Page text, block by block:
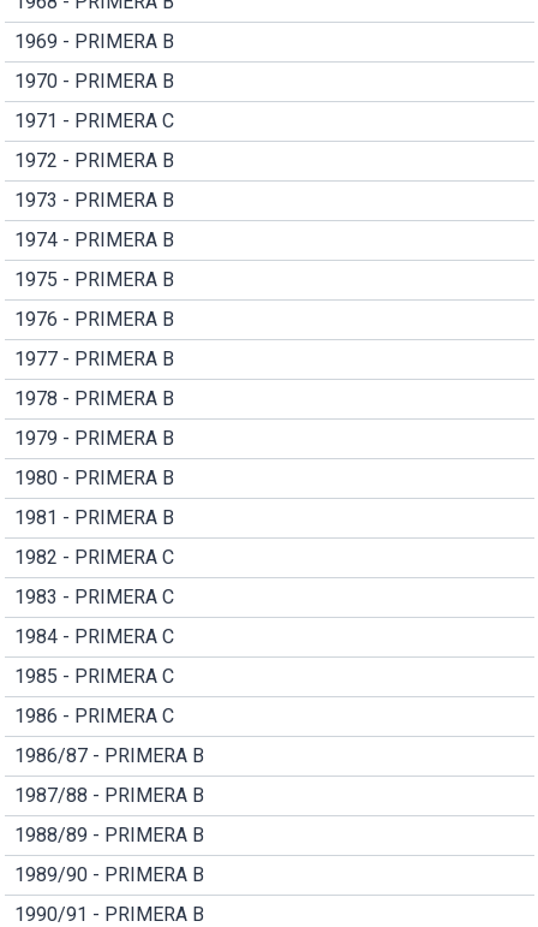
1969 - PRIMERA B
1970 - PRIMERA B
1971 - PRIMERA C
1972 - PRIMERA B
1973 - PRIMERA B
1974 - PRIMERA B
1975 - PRIMERA B
1976 - PRIMERA B
1977 - PRIMERA B
1978 - PRIMERA B
1979 - PRIMERA B
1980 - PRIMERA B
1981 - PRIMERA B
1982 - PRIMERA C
1983 - PRIMERA C
1984 - PRIMERA C
1985 - PRIMERA C
1986 - PRIMERA C
1986/87 - PRIMERA B
1987/88 - PRIMERA B
1988/89 - PRIMERA B
1989/90 - PRIMERA B
1990/91 - PRIMERA B